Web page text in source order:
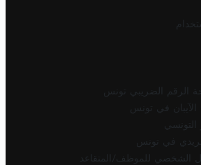
الرقم الضريبي تونس
في تونس
التونسي
في تونس
الشخصي للموظف/المتقاعد